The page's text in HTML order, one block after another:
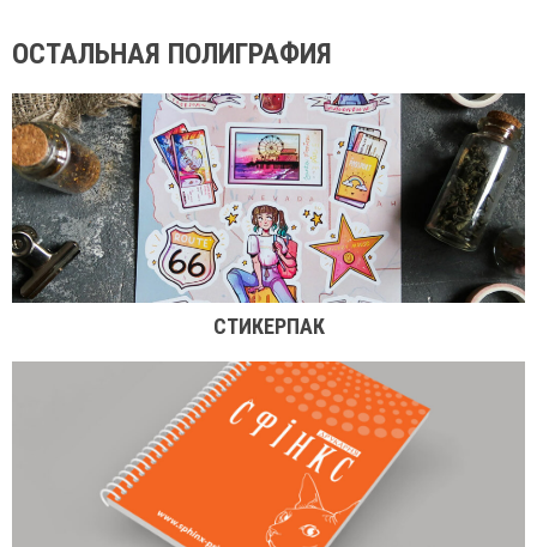
ОСТАЛЬНАЯ ПОЛИГРАФИЯ
СТИКЕРПАК